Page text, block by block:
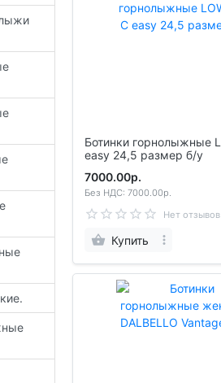
Ботинки горнолыжные LOWA LN C
easy 24,5 размер б/у
7000.00р.
Без НДС: 7000.00р.
Нет отзывов
Купить